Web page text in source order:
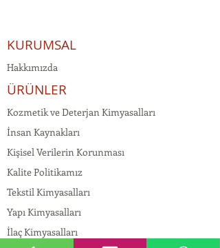
KURUMSAL
Hakkımızda
ÜRÜNLER
Kozmetik ve Deterjan Kimyasalları
İnsan Kaynakları
Kişisel Verilerin Korunması
Kalite Politikamız
Tekstil Kimyasalları
Yapı Kimyasalları
İlaç Kimyasalları